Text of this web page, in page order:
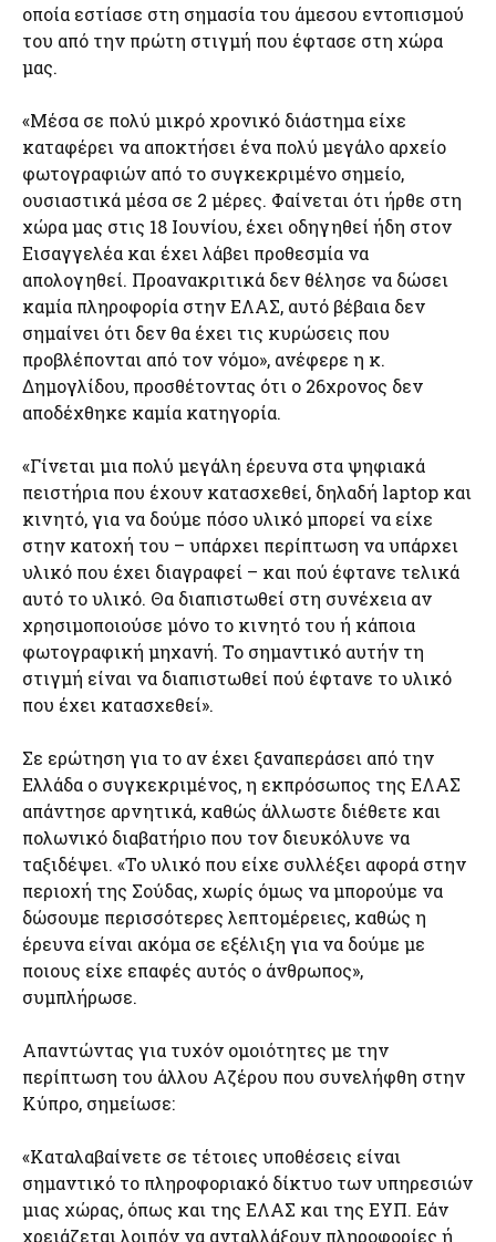
οποία εστίασε στη σημασία του άμεσου εντοπισμού
του από την πρώτη στιγμή που έφτασε στη χώρα
μας.
«Μέσα σε πολύ μικρό χρονικό διάστημα είχε
καταφέρει να αποκτήσει ένα πολύ μεγάλο αρχείο
φωτογραφιών από το συγκεκριμένο σημείο,
ουσιαστικά μέσα σε 2 μέρες. Φαίνεται ότι ήρθε στη
χώρα μας στις 18 Ιουνίου, έχει οδηγηθεί ήδη στον
Εισαγγελέα και έχει λάβει προθεσμία να
απολογηθεί. Προανακριτικά δεν θέλησε να δώσει
καμία πληροφορία στην ΕΛΑΣ, αυτό βέβαια δεν
σημαίνει ότι δεν θα έχει τις κυρώσεις που
προβλέπονται από τον νόμο», ανέφερε η κ.
Δημογλίδου, προσθέτοντας ότι ο 26χρονος δεν
αποδέχθηκε καμία κατηγορία.
«Γίνεται μια πολύ μεγάλη έρευνα στα ψηφιακά
πειστήρια που έχουν κατασχεθεί, δηλαδή laptop και
κινητό, για να δούμε πόσο υλικό μπορεί να είχε
στην κατοχή του – υπάρχει περίπτωση να υπάρχει
υλικό που έχει διαγραφεί – και πού έφτανε τελικά
αυτό το υλικό. Θα διαπιστωθεί στη συνέχεια αν
χρησιμοποιούσε μόνο το κινητό του ή κάποια
φωτογραφική μηχανή. Το σημαντικό αυτήν τη
στιγμή είναι να διαπιστωθεί πού έφτανε το υλικό
που έχει κατασχεθεί».
Σε ερώτηση για το αν έχει ξαναπεράσει από την
Ελλάδα ο συγκεκριμένος, η εκπρόσωπος της ΕΛΑΣ
απάντησε αρνητικά, καθώς άλλωστε διέθετε και
πολωνικό διαβατήριο που τον διευκόλυνε να
ταξιδέψει. «Το υλικό που είχε συλλέξει αφορά στην
περιοχή της Σούδας, χωρίς όμως να μπορούμε να
δώσουμε περισσότερες λεπτομέρειες, καθώς η
έρευνα είναι ακόμα σε εξέλιξη για να δούμε με
ποιους είχε επαφές αυτός ο άνθρωπος»,
συμπλήρωσε.
Απαντώντας για τυχόν ομοιότητες με την
περίπτωση του άλλου Αζέρου που συνελήφθη στην
Κύπρο, σημείωσε:
«Καταλαβαίνετε σε τέτοιες υποθέσεις είναι
σημαντικό το πληροφοριακό δίκτυο των υπηρεσιών
μιας χώρας, όπως και της ΕΛΑΣ και της ΕΥΠ. Εάν
χρειάζεται λοιπόν να ανταλλάξουν πληροφορίες ή